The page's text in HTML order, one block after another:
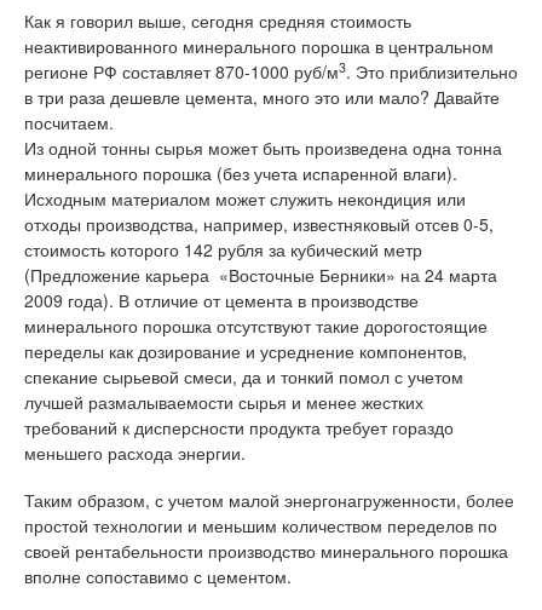
Как я говорил выше, сегодня средняя стоимость
неактивированного минерального порошка в центральном
регионе РФ составляет 870-1000 руб/м3. Это приблизительно
в три раза дешевле цемента, много это или мало? Давайте
посчитаем.
Из одной тонны сырья может быть произведена одна тонна
минерального порошка (без учета испаренной влаги).
Исходным материалом может служить некондиция или
отходы производства, например, известняковый отсев 0-5,
стоимость которого 142 рубля за кубический метр
(Предложение карьера «Восточные Берники» на 24 марта
2009 года). В отличие от цемента в производстве
минерального порошка отсутствуют такие дорогостоящие
переделы как дозирование и усреднение компонентов,
спекание сырьевой смеси, да и тонкий помол с учетом
лучшей размалываемости сырья и менее жестких
требований к дисперсности продукта требует гораздо
меньшего расхода энергии.
Таким образом, с учетом малой энергонагруженности, более
простой технологии и меньшим количеством переделов по
своей рентабельности производство минерального порошка
вполне сопоставимо с цементом.